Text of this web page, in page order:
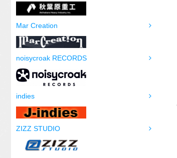
Mar Creation
noisycroak RECORDS
indies
ZIZZ STUDIO